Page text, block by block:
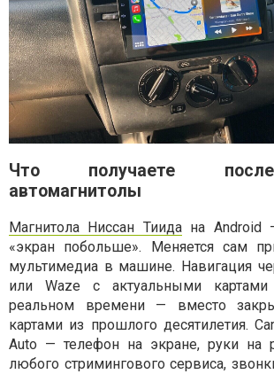
Что получаете
автомагнитолы
Магнитола Ниссан Тиидана Android
«экран побольше». Меняется сам
мультимедиа в машине. Навигация
или Waze с актуальными
реальном времени — вместо
картами из прошлого десятилетия.
Auto — телефон на экране, руки на
любого стримингового сервиса,